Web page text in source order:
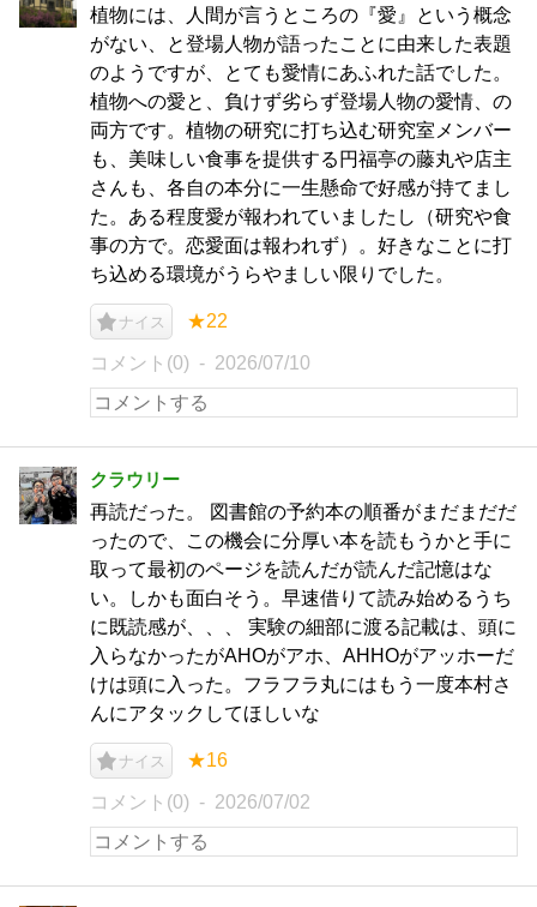
植物には、人間が言うところの『愛』という概念
がない、と登場人物が語ったことに由来した表題
のようですが、とても愛情にあふれた話でした。
植物への愛と、負けず劣らず登場人物の愛情、の
両方です。植物の研究に打ち込む研究室メンバー
も、美味しい食事を提供する円福亭の藤丸や店主
さんも、各自の本分に一生懸命で好感が持てまし
た。ある程度愛が報われていましたし（研究や食
事の方で。恋愛面は報われず）。好きなことに打
ち込める環境がうらやましい限りでした。
ナイス ★22
コメント(0) 2026/07/10
クラウリー
再読だった。 図書館の予約本の順番がまだまだだ
ったので、この機会に分厚い本を読もうかと手に
取って最初のページを読んだが読んだ記憶はな
い。しかも面白そう。早速借りて読み始めるうち
に既読感が、、、 実験の細部に渡る記載は、頭に
入らなかったがAHOがアホ、AHHOがアッホーだ
けは頭に入った。フラフラ丸にはもう一度本村さ
んにアタックしてほしいな
ナイス ★16
コメント(0) 2026/07/02